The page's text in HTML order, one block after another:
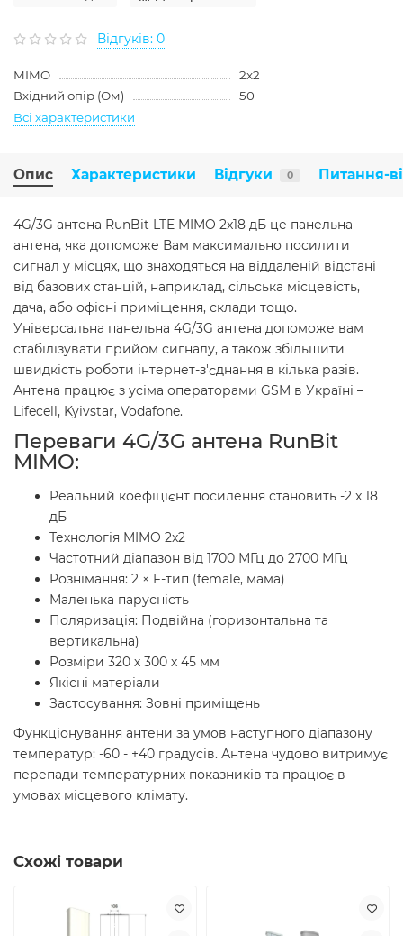
Відгуків: 0
MIMO
2x2
Вхідний опір (Ом)
50
Всі характеристики
Опис Характеристики Відгуки 0 Питання-
4G/3G антена RunBit LTE MIMO 2x18 дБ це панельна
антена, яка допоможе Вам максимально посилити
сигнал у місцях, що знаходяться на віддаленій відстані
від базових станцій, наприклад, сільська місцевість,
дача, або офісні приміщення, склади тощо.
Універсальна панельна 4G/3G антена допоможе вам
стабілізувати прийом сигналу, а також збільшити
швидкість роботи інтернет-з'єднання в кілька разів.
Антена працює з усіма операторами GSM в Україні –
Lifecell, Kyivstar, Vodafone.
Переваги 4G/3G антена RunBit
MIMO:
Реальний коефіцієнт посилення становить -2 x 18
дБ
Технологія MIMO 2x2
Частотний діапазон від 1700 МГц до 2700 МГц
Рознімання: 2 × F-тип (female, мама)
Маленька парусність
Поляризація: Подвійна (горизонтальна та
вертикальна)
Розміри 320 х 300 х 45 мм
Якісні матеріали
Застосування: Зовні приміщень
Функціонування антени за умов наступного діапазону
температур: -60 - +40 градусів. Антена чудово витримує
перепади температурних показників та працює в
умовах місцевого клімату.
Схожі товари